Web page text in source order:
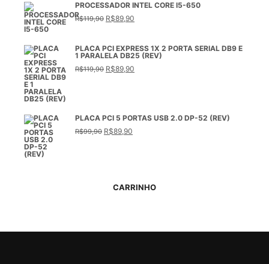
R$89,90.R$84,90.
PROCESSADOR INTEL CORE I5-650
R$119,90 O
preço
R$119,90.
R$89,90
preço
R$89,90.
PLACA PCI EXPRESS 1X 2 PORTA SERIAL DB9 E
1 PARALELA DB25 (REV)
R$119,90 O
preço
R$89,90
preço
PLACA PCI 5 PORTAS USB 2.0 DP-52 (REV)
R$99,90 O
preço
R$89,90
preço
CARRINHO